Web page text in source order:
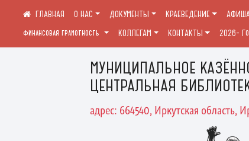
МУНИЦИПАЛЬНОЕ
ЦЕНТРАЛЬНАЯ
адрес: 664540, Иркутская область,
О НАС ДОКУМЕНТЫ КРАЕВЕДЕНИЕ
финансовая грамотность
КОЛЛЕГАМ КОНТАКТЫ 2026-